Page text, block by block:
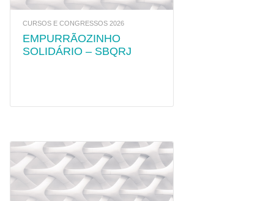
CURSOS E CONGRESSOS 2026
EMPURRÃOZINHO
SOLIDÁRIO – SBQRJ